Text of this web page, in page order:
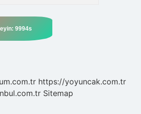
https://yoyuncak.com.tr
Sitemap